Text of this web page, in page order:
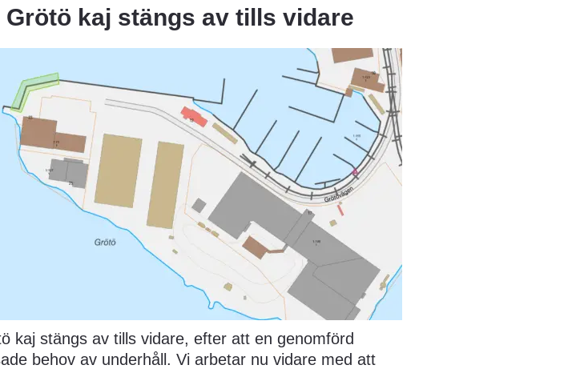
Grötö kaj stängs av tills vidare
kaj stängs av tills vidare, efter att en genomförd
behov av underhåll. Vi arbetar nu vidare med att